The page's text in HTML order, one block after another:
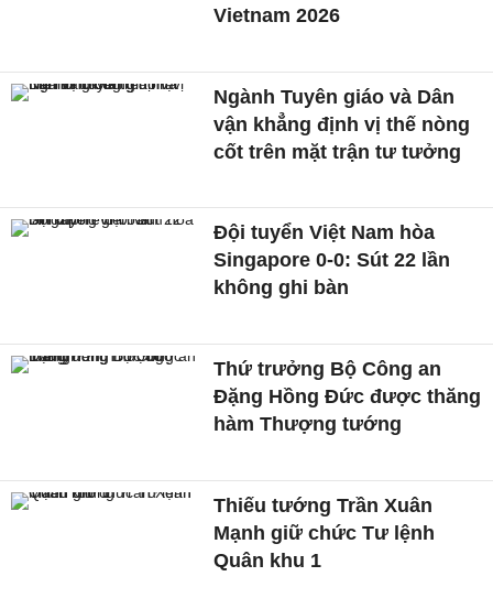
Vietnam 2026
Ngành Tuyên giáo và Dân
vận khẳng định vị thế nòng
cốt trên mặt trận tư tưởng
Đội tuyển Việt Nam hòa
Singapore 0-0: Sút 22 lần
không ghi bàn
Thứ trưởng Bộ Công an
Đặng Hồng Đức được thăng
hàm Thượng tướng
Thiếu tướng Trần Xuân
Mạnh giữ chức Tư lệnh
Quân khu 1